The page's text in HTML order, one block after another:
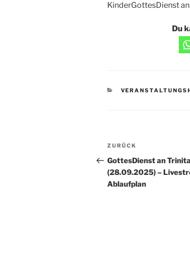
KinderGottesDienst
Du
KATEGORIEN
Vorheriger
Beitrag
ZURÜCK
GottesDienst an
(28.09.2025) –
Ablaufplan